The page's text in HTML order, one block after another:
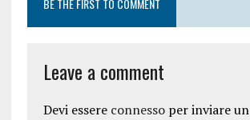
BE THE FIRST TO COMMENT
Leave a comment
Devi essere connessoper inviare un